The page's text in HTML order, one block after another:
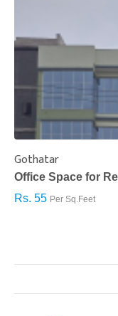
Gothatar
Office Space for
Rs. 55 Per Sq.Feet